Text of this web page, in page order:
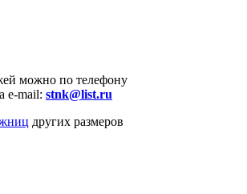
можно по телефону
e-mail: stnk@list.ru
других размеров